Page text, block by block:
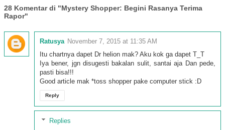
28 Komentar di "Mystery Shopper: Begini Rasanya Terima
Rapor"
Ratusya November 7, 2015 at 11:35 AM
Itu chartnya dapet Dr helion mak? Aku kok ga dapet T_T
Iya bener, jgn disugesti bakalan sulit, santai aja Dan pede,
pasti bisa!!!
Good article mak *toss shopper pake computer stick :D
Reply
Replies